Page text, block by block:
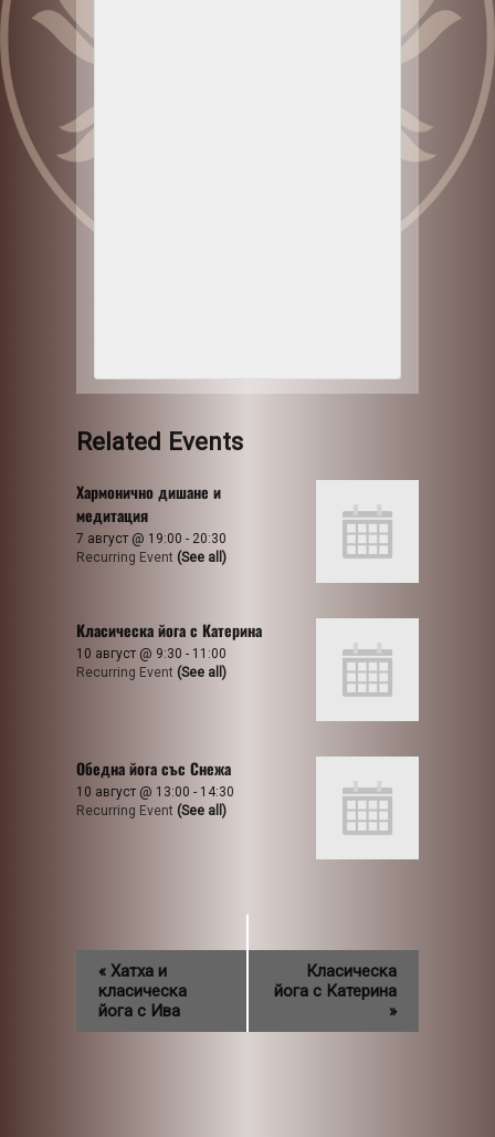
Related Events
Хармонично дишане и
медитация
7 август @ 19:00 - 20:30
Recurring Event (See all)
Класическа йога с Катерина
10 август @ 9:30 - 11:00
Recurring Event (See all)
Обедна йога със Снежа
10 август @ 13:00 - 14:30
Recurring Event (See all)
« Хатха и
класическа
йога с Ива
Класическа
йога с Катерина
»